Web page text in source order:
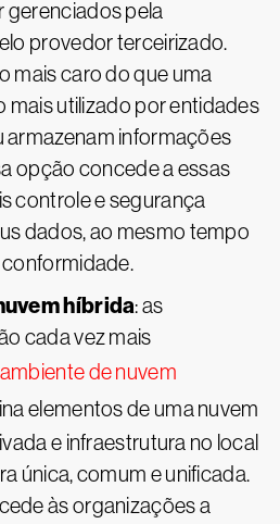
gerenciados pela
provedor terceirizado.
mais caro do que uma
mais utilizado por entidades
armazenam informações
opção concede a essas
controle e segurança
dados, ao mesmo tempo
híbrida: as
cada vez mais
ambiente de nuvem
elementos de uma nuvem
e infraestrutura no local
única, comum e unificada.
às organizações a